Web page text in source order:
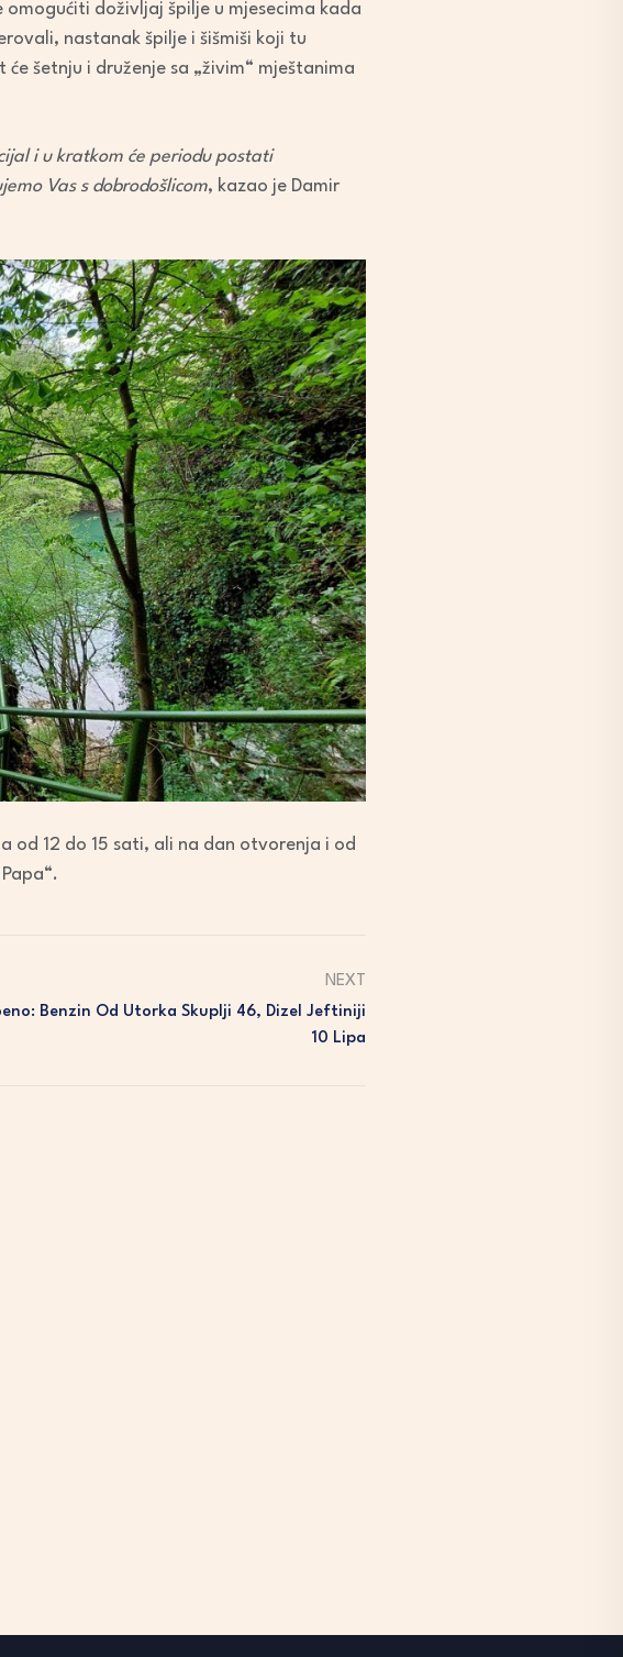
doživljaj špilje u mjesecima kada
nastanak špilje i šišmiši koji tu
šetnju i druženje sa „živim“ mještanima
i u kratkom će periodu postati
Vas s dobrodošlicom, kazao je Damir
od 12 do 15 sati, ali na dan otvorenja i od
NEXT
Benzin Od Utorka Skuplji 46, Dizel Jeftiniji
10 Lipa